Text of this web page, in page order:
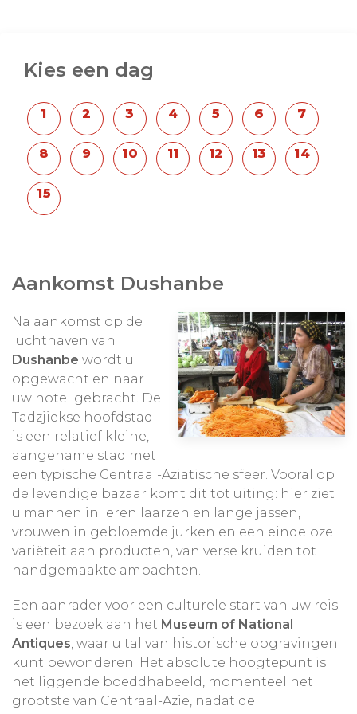
populatie sneeuwluipaarden ter wereld.
samengesteld. We beloven geen comfortabele
sneller van gaat kloppen! We passen de reis
natuurlijk graag aan uw wensen aan.
Kies een dag
Aankomst Dushanbe
Na aankomst op de
luchthaven van
Dushanbe wordt u
opgewacht en naar
uw hotel gebracht. De
Tadzjiekse hoofdstad
is een relatief kleine,
aangename stad met
een typische Centraal-Aziatische sfeer. Vooral op
de levendige bazaar komt dit tot uiting: hier ziet
u mannen in leren laarzen en lange jassen,
vrouwen in gebloemde jurken en een eindeloze
variëteit aan producten, van verse kruiden tot
handgemaakte ambachten.
Een aanrader voor een culturele start van uw reis
is een bezoek aan het Museum of National
Antiques , waar u tal van historische opgravingen
kunt bewonderen. Het absolute hoogtepunt is
het liggende boeddhabeeld, momenteel het
grootste van Centraal-Azië, nadat de